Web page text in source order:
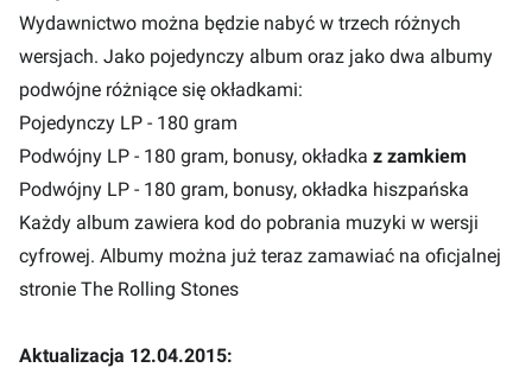
Wydawnictwo można będzie nabyć w trzech różnych
wersjach. Jako pojedynczy album oraz jako dwa albumy
podwójne różniące się okładkami:
Pojedynczy LP - 180 gram
Podwójny LP - 180 gram, bonusy, okładka z zamkiem
Podwójny LP - 180 gram, bonusy, okładka hiszpańska
Każdy album zawiera kod do pobrania muzyki w wersji
cyfrowej. Albumy można już teraz zamawiać na oficjalnej
stronie The Rolling Stones
Aktualizacja 12.04.2015: